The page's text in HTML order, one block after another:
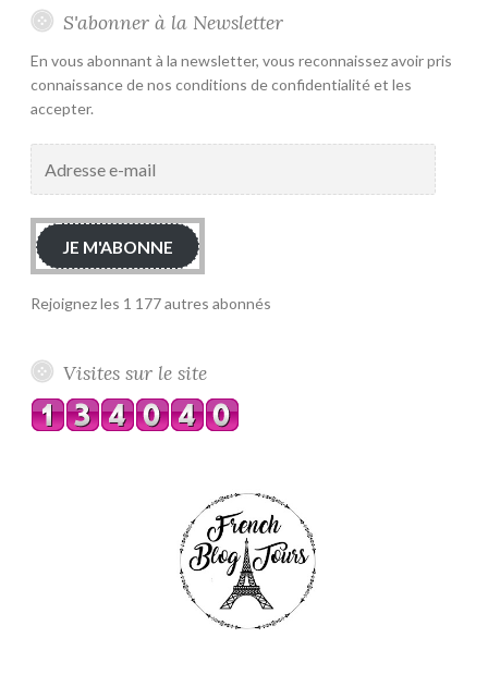
S'abonner à la Newsletter
En vous abonnant à la newsletter, vous reconnaissez avoir pris
connaissance de nos conditions de confidentialité et les
accepter.
JE M'ABONNE
Rejoignez les 1 177 autres abonnés
Visites sur le site